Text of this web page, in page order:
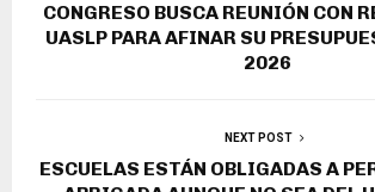
CONGRESO BUSCA REUNIÓN CON
UASLP PARA AFINAR SU
2026
NEXT POST
ESCUELAS ESTÁN OBLIGADAS A